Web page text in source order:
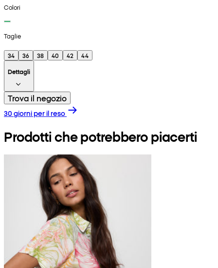
Colori
Taglie
34 36 38 40 42
44
Dettagli
Trova il negozio
30 giorni per il reso
Prodotti che potrebbero piacerti